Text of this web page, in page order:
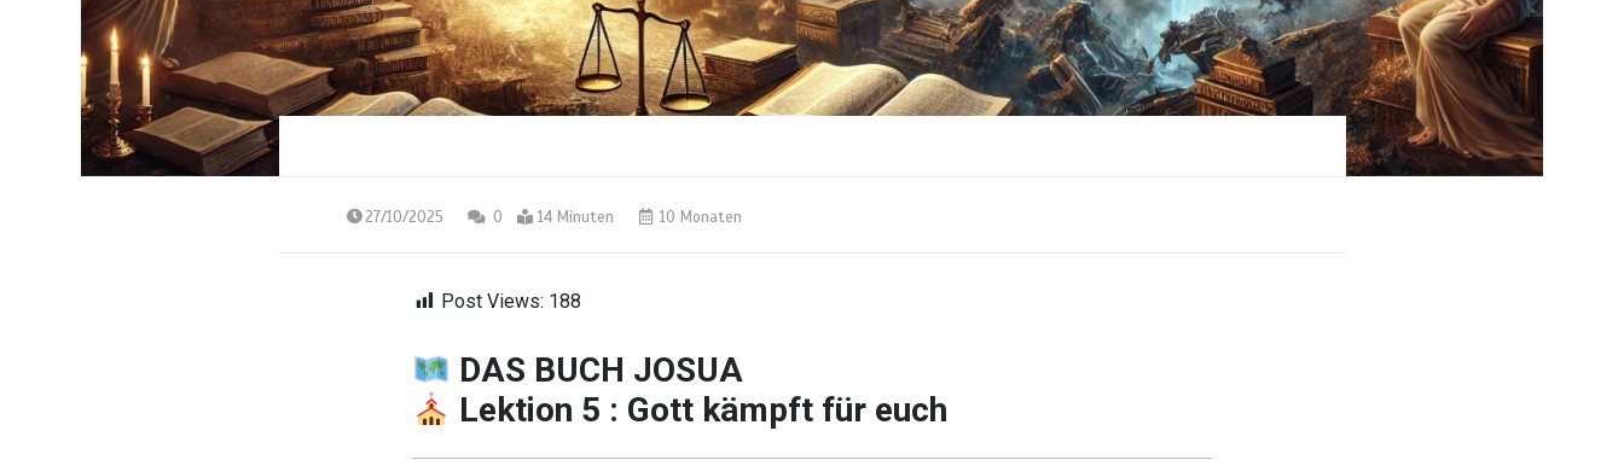
27/10/2025 0 14 Minuten 10 Monaten
Post Views: 188
DAS BUCH JOSUA
Lektion 5 : Gott kämpft für euch